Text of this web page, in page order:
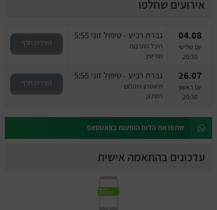
אירועים שחלפו
04.08
יום שלישי
20:30
גברת רביע - טיפול זוגי 5:55
היכל התרבות
מודיעין
האירוע חלף
26.07
יום ראשון
20:30
גברת רביע - טיפול זוגי 5:55
תיאטרון היהלום
רמת גן
האירוע חלף
שתפו את הלוח הופעות בוואטסאפ
עדכונים בהתאמה אישית